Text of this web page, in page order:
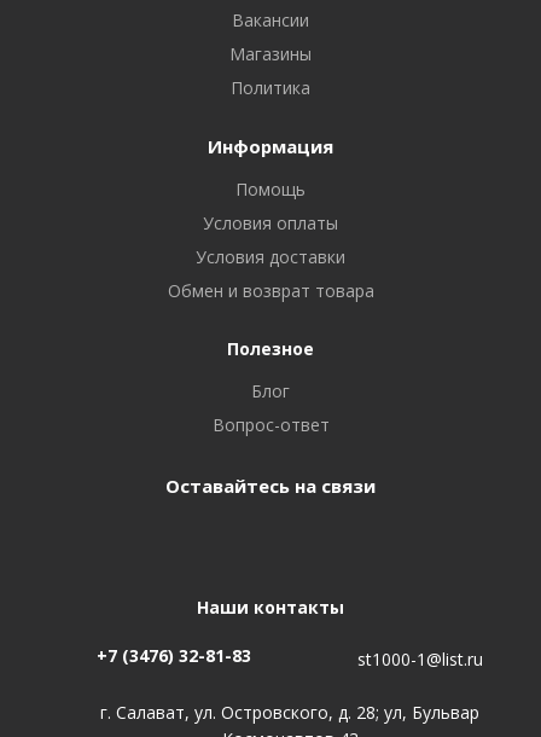
Вакансии
Магазины
Политика
Информация
Помощь
Условия оплаты
Условия доставки
Обмен и возврат товара
Полезное
Блог
Вопрос-ответ
Оставайтесь на связи
Наши контакты
+7 (3476) 32-81-83 st1000-1@list.ru
г. Салават, ул. Островского, д. 28; ул, Бульвар